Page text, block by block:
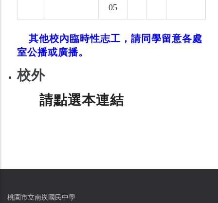
05
其他校內臨時性志工，請同學留意各處
室公播或廣播。
校外
請點選本連結
桃園市立南崁國民中學